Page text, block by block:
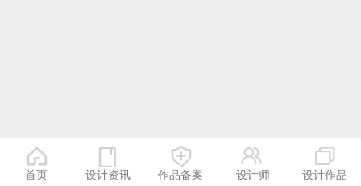
首页 设计资讯 作品备案 设计师 设计作品